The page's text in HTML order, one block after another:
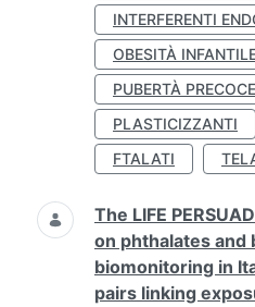
INTERFERENTI
OBESITÀ
PUBERTÀ PRECOCE
PLASTICIZZANTI
FTALATI
The LIFE
on phthalates and
biomonitoring in
pairs linking